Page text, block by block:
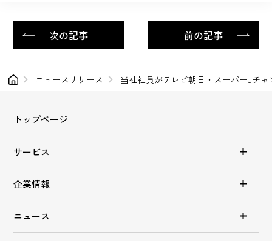
次の記事 前の記事
ニュースリリース 当社社員がテレビ朝日・スーパーJチ
トップページ
サービス
企業情報
ニュース